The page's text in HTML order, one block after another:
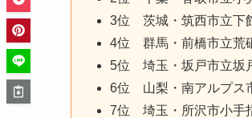
3位 茨城・筑西市立下館
4位 群馬・前橋市立荒砥
5位 埼玉・坂戸市立坂戸
6位 山梨・南アルプス市
7位 埼玉・所沢市小手指